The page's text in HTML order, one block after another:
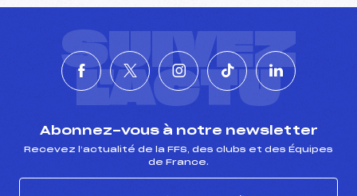
SUIVEZ
L'ACTU
Abonnez-vous à notre newsletter
Recevez l’actualité de la FFS, des clubs et des Équipes
de France.